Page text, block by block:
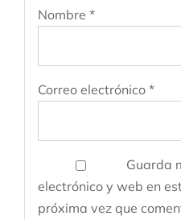
Nombre *
Correo electrónico *
Guarda
electrónico y web en
próxima vez que